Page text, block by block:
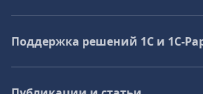
Поддержка решений 1С и